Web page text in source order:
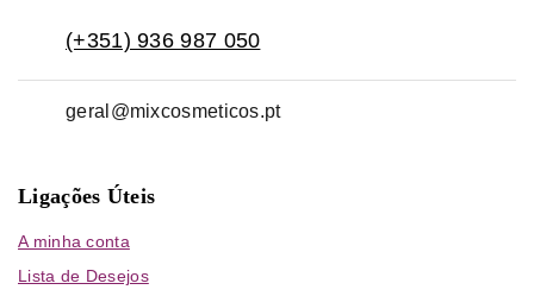
(+351) 936 987 050
geral@mixcosmeticos.pt
Ligações Úteis
A minha conta
Lista de Desejos